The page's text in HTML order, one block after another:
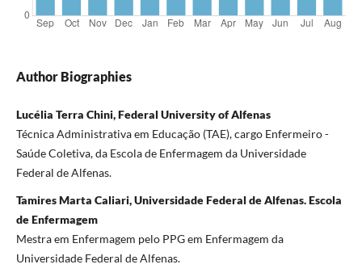
Author Biographies
Lucélia Terra Chini, Federal University of Alfenas
Técnica Administrativa em Educação (TAE), cargo Enfermeiro -
Saúde Coletiva, da Escola de Enfermagem da Universidade
Federal de Alfenas.
Tamires Marta Caliari, Universidade Federal de Alfenas. Escola
de Enfermagem
Mestra em Enfermagem pelo PPG em Enfermagem da
Universidade Federal de Alfenas.